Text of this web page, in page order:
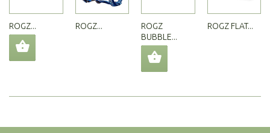
ROGZ... ROGZ...
ROGZ
BUBBLE...
ROGZ FLAT...